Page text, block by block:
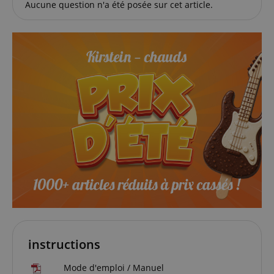
Aucune question n'a été posée sur cet article.
instructions
Mode d'emploi / Manuel
CookieScriptConsent
CookieScript
sid_key
www.kirstein.fr
CrossDomainCookieScriptConsent_389
.crossdomain.cookie-
script.com
FPGSID
Google
Politique de confidentialité de